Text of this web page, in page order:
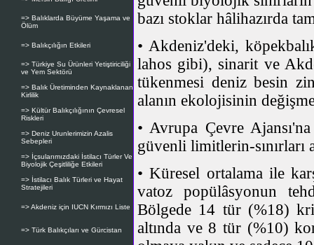
=> Balıklarda Büyüme Yaşama ve
Ölüm
=> Balıkçılığın Etkileri
=> Türkiye Su Ürünleri Yetiştiriciliği
ve Yem Sektörü
=> Balık Üretiminden Kaynaklanan
Kirlilik
=> Kültür Balıkçılığının Çevresel
Riskleri
=> Deniz Urunlerimizin Azalis
Sebepleri
=> İçsularımızdaki İstilacı Türler Ve
Biyolojik Çeşitliliğe Etkileri
=> İstilacı Balık Türleri ve Hayat
Stratejileri
=> Akdeniz için IUCN Kırmızı Liste
=> Türk Balıkçıları ve Gürcistan
bazı stoklar hâlihazırda
• Akdeniz'deki,
lahos gibi), sinarit ve
tükenmesi deniz besin
alanın ekolojisinin
• Avrupa Çevre
güvenli limitlerin-sınırları
• Küresel ortalama ile
vatoz popülâsyonun
Bölgede 14 tür (%18)
altında ve 8 tür (%10)